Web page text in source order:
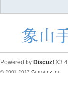
Powered by Discuz! X3.4
© 2001-2017 Comsenz Inc.